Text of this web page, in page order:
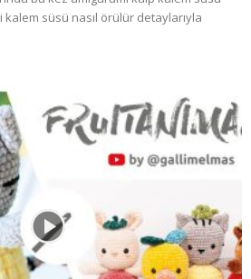
kalem süsü nasıl örülür detaylarıyla